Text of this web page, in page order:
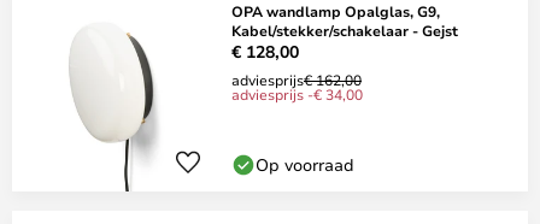
OPA wandlamp Opalglas, G9,
Kabel/stekker/schakelaar - Gejst
€ 128,00
adviesprijs€ 162,00
adviesprijs -€ 34,00
Op voorraad